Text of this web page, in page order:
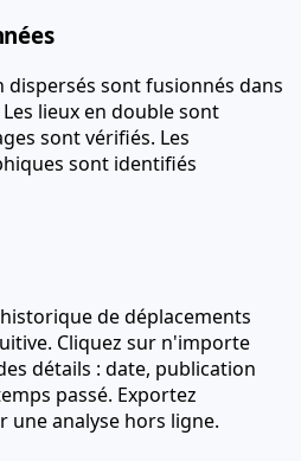
dispersés sont fusionnés dans
lieux en double sont
sont vérifiés. Les
sont identifiés
de déplacements
Cliquez sur n'importe
détails : date, publication
passé. Exportez
analyse hors ligne.